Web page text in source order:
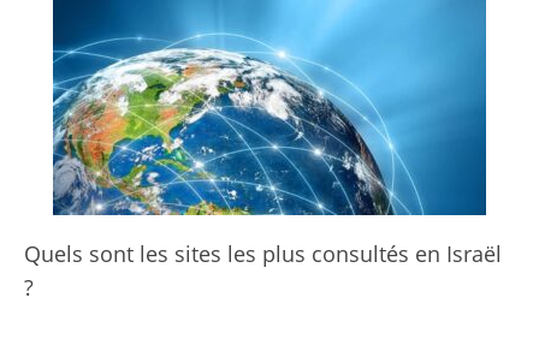
Quels sont les sites les plus consultés en Israël
?